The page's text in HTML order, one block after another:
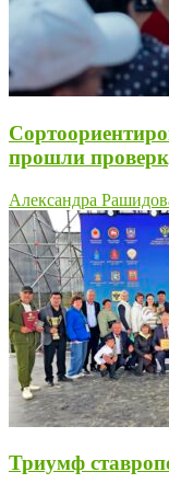
прошли
Александра
Триумф